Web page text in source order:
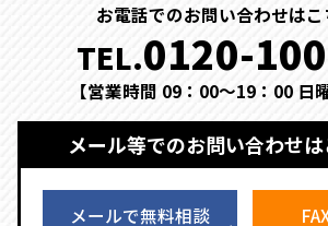
お電話でのお問い合わせはこ
TEL.0120-
【営業時間 09：00～19：00 日
メール等でのお問い合わせ
メールで無料相談